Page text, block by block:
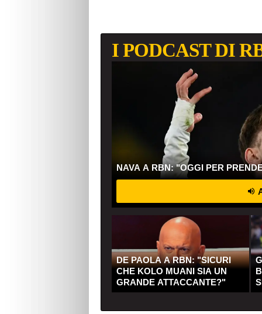
I PODCAST DI
NAVA A RBN: "OGGI PER
DE PAOLA A RBN: "SICURI
CHE KOLO MUANI SIA UN
GRANDE ATTACCANTE?"